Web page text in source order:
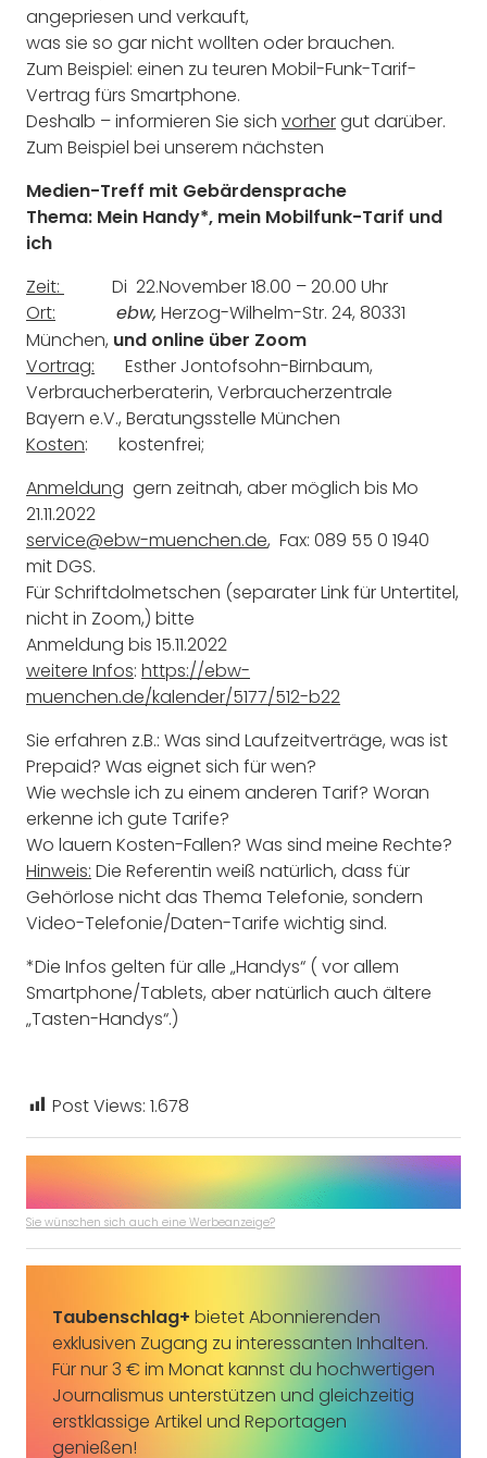
angepriesen und verkauft,
was sie so gar nicht wollten oder brauchen.
Zum Beispiel: einen zu teuren Mobil-Funk-Tarif-
Vertrag fürs Smartphone.
Deshalb – informieren Sie sich vorhergut darüber.
Zum Beispiel bei unserem nächsten
Medien-Treff mit Gebärdensprache
Thema: Mein Handy*, mein Mobilfunk-Tarif und
ich
Zeit:
Di 22.November 18.00 – 20.00 Uhr
Ort:
ebw, Herzog-Wilhelm-Str. 24, 80331
München, und online über Zoom
Vortrag: Esther Jontofsohn-Birnbaum,
Verbraucherberaterin, Verbraucherzentrale
Bayern e.V., Beratungsstelle München
Kosten: kostenfrei;
Anmeldung gern zeitnah, aber möglich bis Mo
21.11.2022
service@ebw-muenchen.de, Fax: 089 55 0 1940
mit DGS.
Für Schriftdolmetschen (separater Link für Untertitel,
nicht in Zoom,) bitte
Anmeldung bis 15.11.2022
weitere Infos: https://ebw-
muenchen.de/kalender/5177/512-b22
Sie erfahren z.B.: Was sind Laufzeitverträge, was ist
Prepaid? Was eignet sich für wen?
Wie wechsle ich zu einem anderen Tarif? Woran
erkenne ich gute Tarife?
Wo lauern Kosten-Fallen? Was sind meine Rechte?
Hinweis: Die Referentin weiß natürlich, dass für
Gehörlose nicht das Thema Telefonie, sondern
Video-Telefonie/Daten-Tarife wichtig sind.
*Die Infos gelten für alle „Handys“ ( vor allem
Smartphone/Tablets, aber natürlich auch ältere
„Tasten-Handys“.)
Post Views: 1.678
Sie wünschen sich auch eine Werbeanzeige?
Taubenschlag+ bietet Abonnierenden
exklusiven Zugang zu interessanten Inhalten.
Für nur 3 € im Monat kannst du hochwertigen
Journalismus unterstützen und gleichzeitig
erstklassige Artikel und Reportagen
genießen!